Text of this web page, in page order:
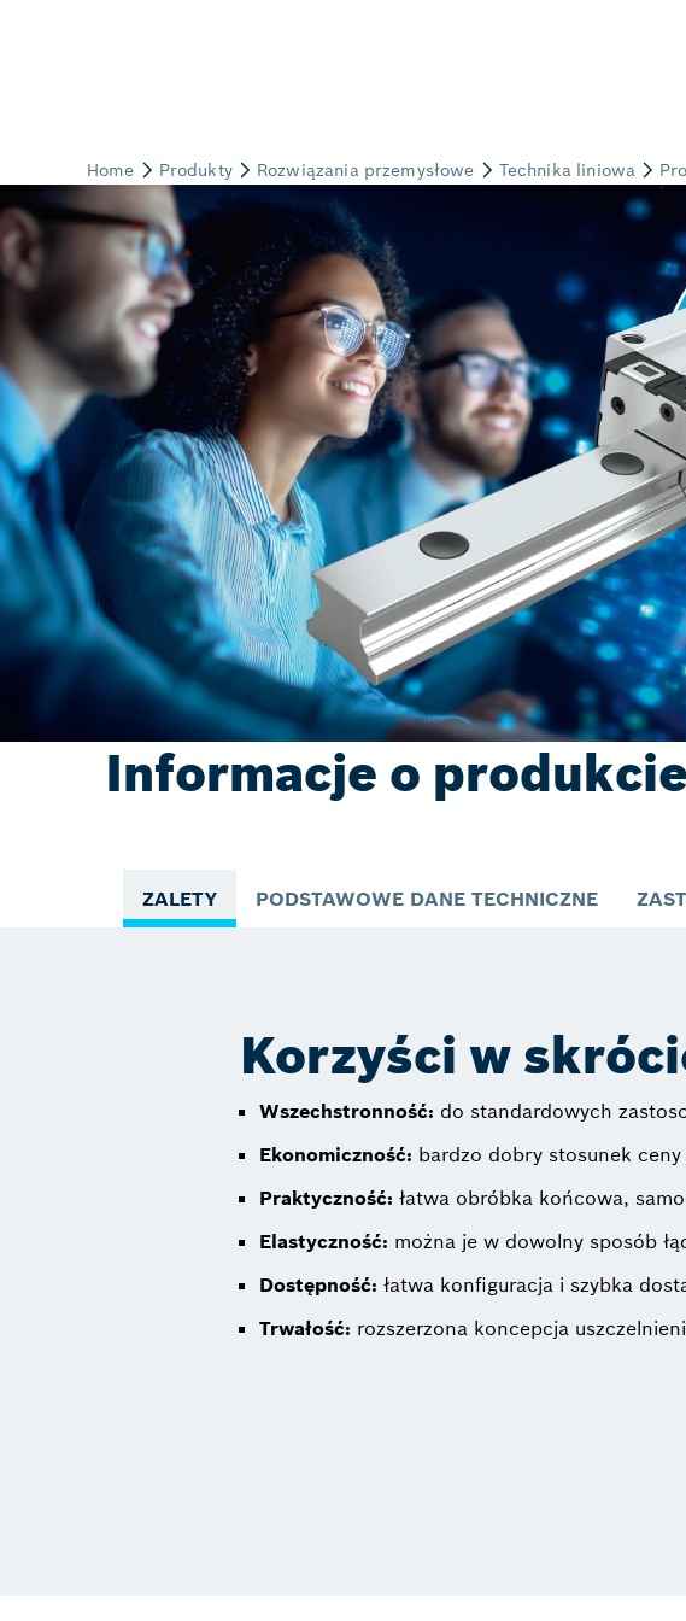
Informacje o produkcie
ZALETY PODSTAWOWE DANE TECHNICZNE
Korzyści w
Wszechstronność: do standardowych
Ekonomiczność: bardzo dobry stosunek
Praktyczność: łatwa obróbka końcowa,
Elastyczność: można je w dowolny sposób
Dostępność: łatwa konfiguracja i szybka
Trwałość: rozszerzona koncepcja